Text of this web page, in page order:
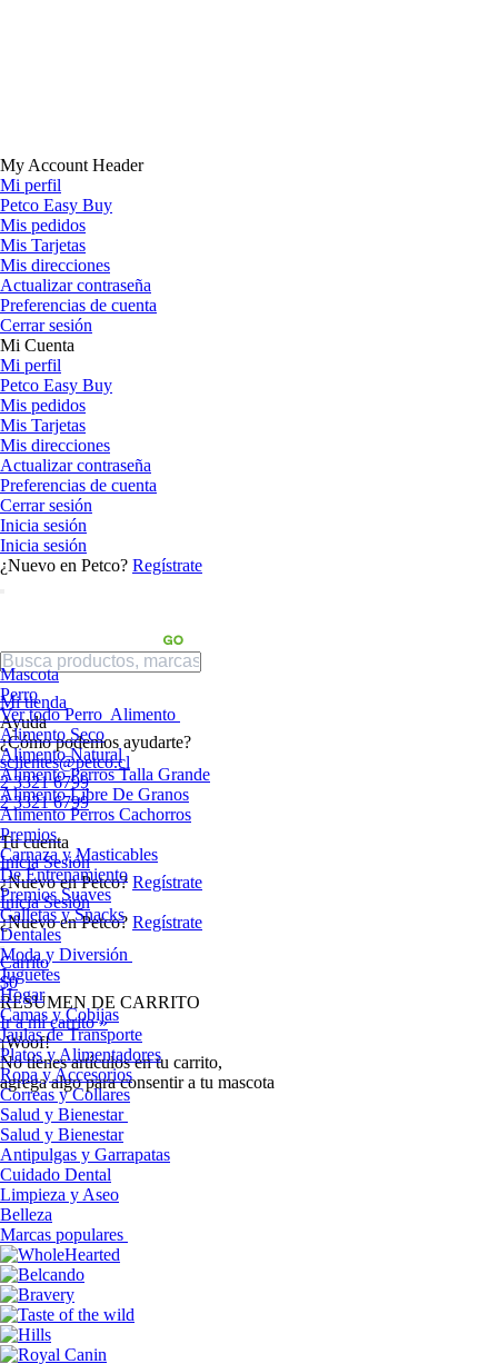
My Account Header
Mi perfil
Petco Easy Buy
Mis pedidos
Mis Tarjetas
Mis direcciones
Actualizar contraseña
Preferencias de cuenta
Cerrar sesión
Mi Cuenta
Mi perfil
Petco Easy Buy
Mis pedidos
Mis Tarjetas
Mis direcciones
Actualizar contraseña
Preferencias de cuenta
Cerrar sesión
Inicia sesión
Inicia sesión
¿Nuevo en Petco? Regístrate
Mi tienda
Ayuda
¿Cómo podemos ayudarte?
sclientes@petco.cl
2 3321 6799
2 3321 6799
Tu cuenta
Inicia Sesión
¿Nuevo en Petco? Regístrate
Inicia Sesión
¿Nuevo en Petco? Regístrate
Carrito
$0
RESUMEN DE CARRITO
Ir a mi carrito »
¡Woof!
No tíenes artículos en tu carrito,
agrega algo para consentir a tu mascota
Mascota
Perro
Ver todo Perro Alimento
Alimento Seco
Alimento Natural
Alimento Perros Talla Grande
Alimento Libre De Granos
Alimento Perros Cachorros
Premios
Carnaza y Masticables
De Entrenamiento
Premios Suaves
Galletas y Snacks
Dentales
Moda y Diversión
Juguetes
Hogar
Camas y Cobijas
Jaulas de Transporte
Platos y Alimentadores
Ropa y Accesorios
Correas y Collares
Salud y Bienestar
Salud y Bienestar
Antipulgas y Garrapatas
Cuidado Dental
Limpieza y Aseo
Belleza
Marcas populares